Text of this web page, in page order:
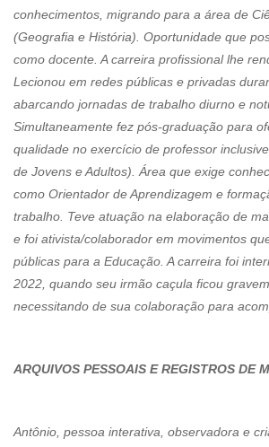
conhecimentos, migrando para a área de
(Geografia e História). Oportunidade que
como docente. A carreira profissional lhe
Lecionou em redes públicas e privadas
abarcando jornadas de trabalho diurno e
Simultaneamente fez pós-graduação para
qualidade no exercício de professor
de Jovens e Adultos). Área que exige
como Orientador de Aprendizagem e
trabalho. Teve atuação na elaboração de
e foi ativista/colaborador em movimentos
públicas para a Educação. A carreira foi
2022, quando seu irmão caçula ficou
necessitando de sua colaboração para
ARQUIVOS PESSOAIS E REGISTROS DE
Antônio, pessoa interativa, observadora e